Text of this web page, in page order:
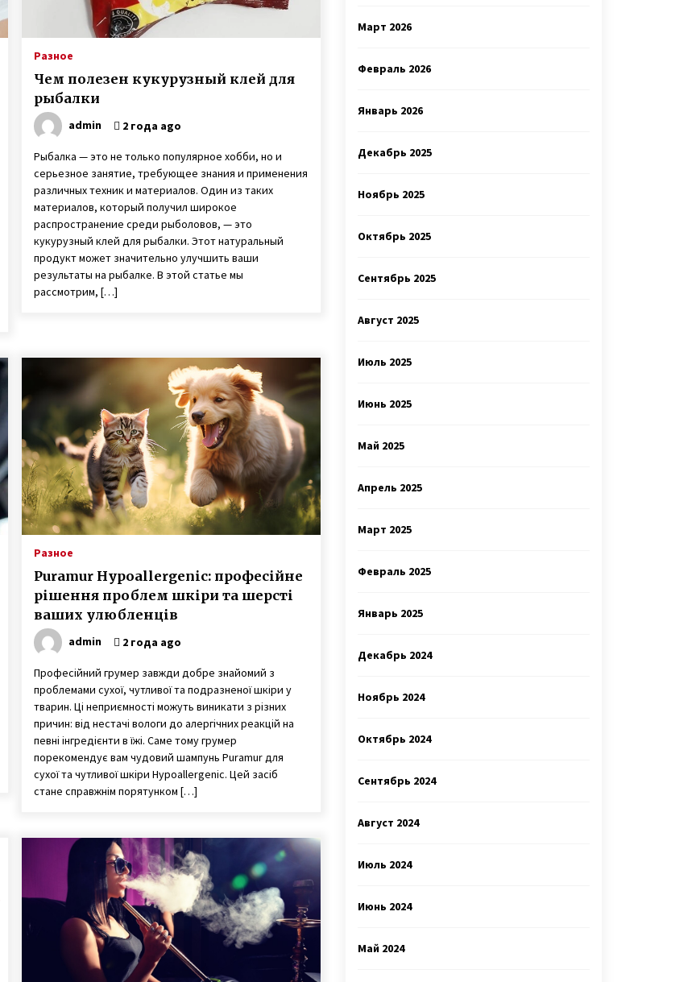
Разное
Чем полезен кукурузный клей для
рыбалки
admin 2 года ago
Рыбалка — это не только популярное хобби, но и
серьезное занятие, требующее знания и применения
различных техник и материалов. Один из таких
материалов, который получил широкое
распространение среди рыболовов, — это
кукурузный клей для рыбалки. Этот натуральный
продукт может значительно улучшить ваши
результаты на рыбалке. В этой статье мы
рассмотрим, […]
Разное
Puramur Hypoallergenic: професійне
рішення проблем шкіри та шерсті
ваших улюбленців
admin 2 года ago
Професійний грумер завжди добре знайомий з
проблемами сухої, чутливої та подразненої шкіри у
тварин. Ці неприємності можуть виникати з різних
причин: від нестачі вологи до алергічних реакцій на
певні інгредієнти в їжі. Саме тому грумер
порекомендує вам чудовий шампунь Puramur для
сухої та чутливої шкіри Hypoallergenic. Цей засіб
стане справжнім порятунком […]
Март 2026
Февраль 2026
Январь 2026
Декабрь 2025
Ноябрь 2025
Октябрь 2025
Сентябрь 2025
Август 2025
Июль 2025
Июнь 2025
Май 2025
Апрель 2025
Март 2025
Февраль 2025
Январь 2025
Декабрь 2024
Ноябрь 2024
Октябрь 2024
Сентябрь 2024
Август 2024
Июль 2024
Июнь 2024
Май 2024